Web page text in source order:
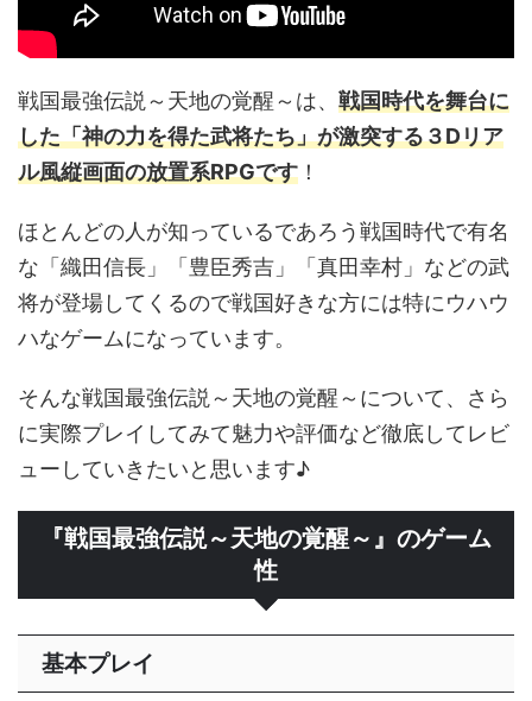
戦国最強伝説～天地の覚醒～は、 戦国時代を舞台に
した「神の力を得た武将たち」が激突する３Dリア
ル風縦画面の放置系RPGです ！
ほとんどの人が知っているであろう戦国時代で有名
な「織田信長」「豊臣秀吉」「真田幸村」などの武
将が登場してくるので戦国好きな方には特にウハウ
ハなゲームになっています。
そんな戦国最強伝説～天地の覚醒～について、さら
に実際プレイしてみて魅力や評価など徹底してレビ
ューしていきたいと思います♪
『戦国最強伝説～天地の覚醒～ 』のゲーム
性
基本プレイ